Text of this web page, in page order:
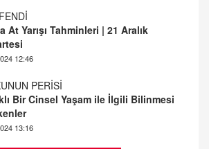
PERİSİ
Bir Cinsel Yaşam ile İlgili Bilinmesi
13:16
ÖNALAN
Onaylanmasaydı…
2021 Salı 00:11